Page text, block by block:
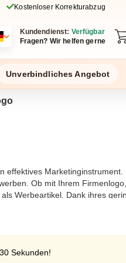
Kostenloser Korrekturabzug
Kundendienst: Verfügbar
Fragen? Wir helfen gerne
Unverbindliches Angebot
effektives Marketinginstrument.
Ob mit Ihrem
Werbeartikel. Dank ihres
und bei Kundenaktionen.
Sekunden!